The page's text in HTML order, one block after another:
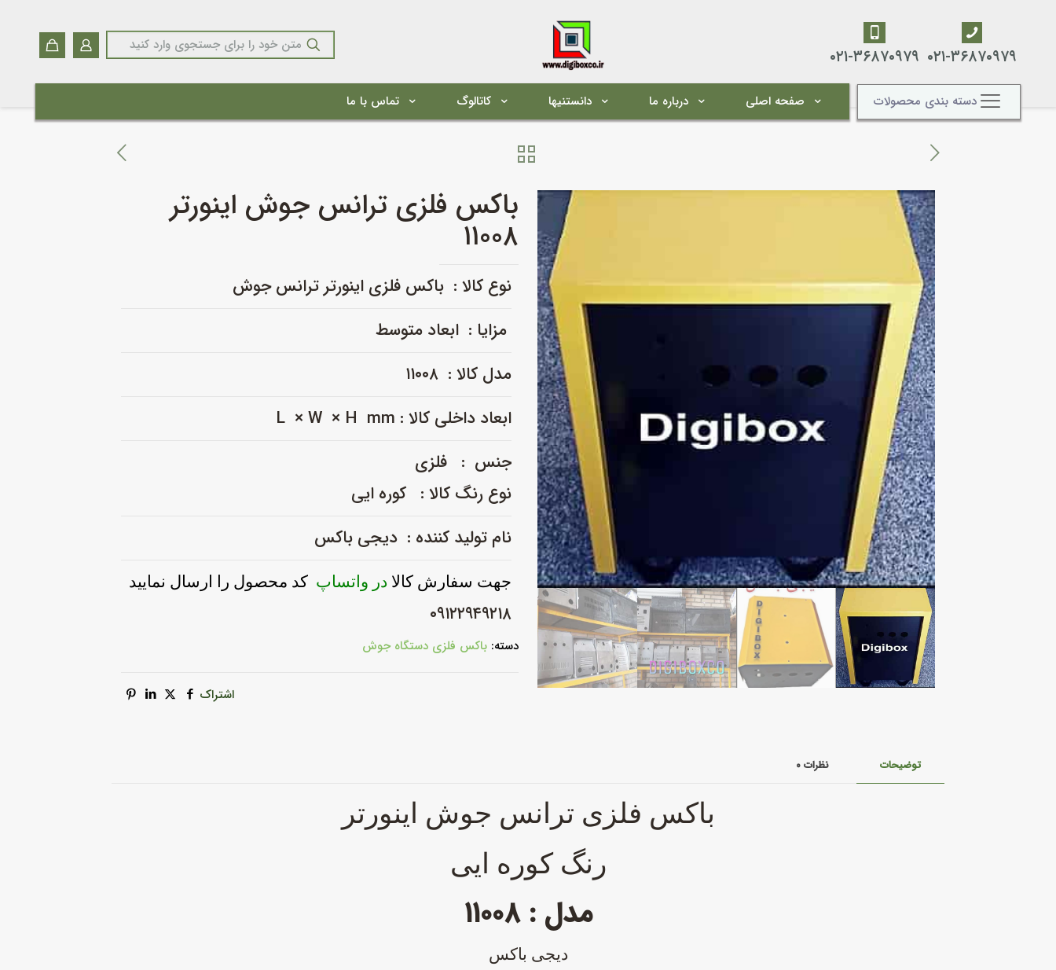
۰۲۱-۳۶۸۷۰۹۷۹ ۰۲۱-۳۶۸۷۰۹۷۹
دسته بندی محصولات صفحه اصلی درباره ما دانستنیها کاتالوگ تماس با ما
باکس فلزی ترانس جوش اینورتر
۱۱۰۰۸
نوع کالا : باکس فلزی اینورتر ترانس جوش
مزایا : ابعاد متوسط
مدل کالا : ۱۱۰۰۸
ابعاد داخلی کالا : L × W × H mm
جنس : فلزی
نوع رنگ کالا : کوره ایی
نام تولید کننده : دیجی باکس
جهت سفارش کالا در واتساپ کد محصول را ارسال نمایید
۰۹۱۲۲۹۴۹۲۱۸
دسته: باکس فلزی دستگاه جوش
اشتراک
توضیحات نظرات۰
باکس فلزی ترانس جوش اینورتر
رنگ کوره ایی
مدل : ۱۱۰۰۸
دیجی باکس